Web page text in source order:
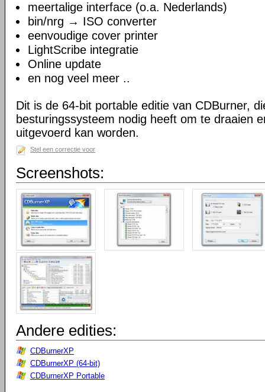
meertalige interface (o.a. Nederlands)
bin/nrg → ISO converter
eenvoudige cover printer
LightScribe integratie
Online update
en nog veel meer ..
Dit is de 64-bit portable editie van CDBurner,
besturingssysteem nodig heeft om te draaien
uitgevoerd kan worden.
Stel een correctie voor
Screenshots:
Andere edities:
CDBurnerXP
CDBurnerXP (64-bit)
CDBurnerXP Portable